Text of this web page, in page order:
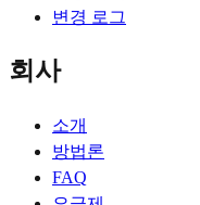
변경 로그
회사
소개
방법론
FAQ